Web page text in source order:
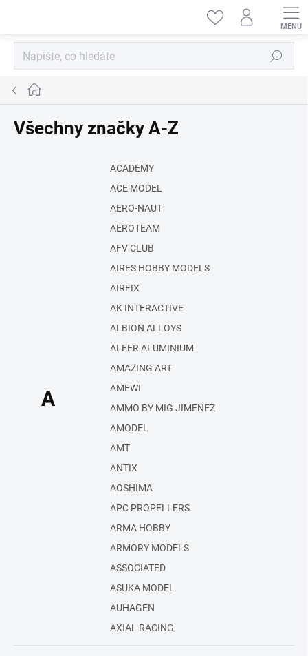
Hledat
Domů
Všechny značky A-Z
A
ACADEMY
ACE MODEL
AERO-NAUT
AEROTEAM
AFV CLUB
AIRES HOBBY MODELS
AIRFIX
AK INTERACTIVE
ALBION ALLOYS
ALFER ALUMINIUM
AMAZING ART
AMEWI
AMMO BY MIG JIMENEZ
AMODEL
AMT
ANTIX
AOSHIMA
APC PROPELLERS
ARMA HOBBY
ARMORY MODELS
ASSOCIATED
ASUKA MODEL
AUHAGEN
AXIAL RACING